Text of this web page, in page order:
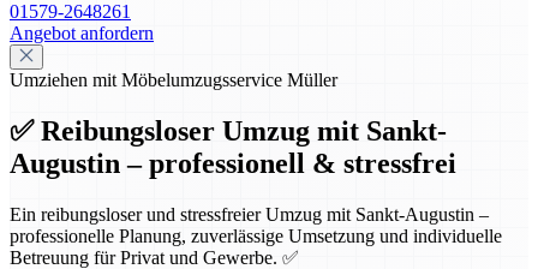
01579-2648261
Angebot anfordern
Umziehen mit Möbelumzugsservice Müller
✅ Reibungsloser Umzug mit Sankt-
Augustin – professionell & stressfrei
Ein reibungsloser und stressfreier Umzug mit Sankt-Augustin –
professionelle Planung, zuverlässige Umsetzung und individuelle
Betreuung für Privat und Gewerbe. ✅